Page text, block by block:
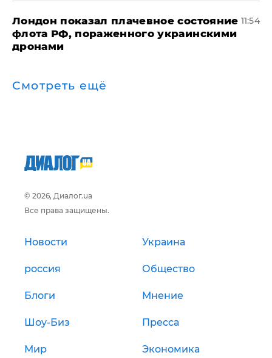
Лондон показал плачевное состояние
флота РФ, пораженного украинскими
дронами
11:54
Смотреть ещё
© 2026, Диалог.ua
Все права защищены.
Новости Украина
россия Общество
Блоги Мнение
Шоу-Биз Пресса
Мир Экономика